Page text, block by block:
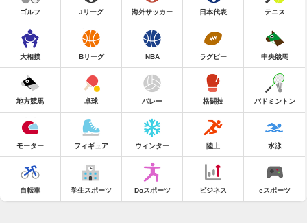
ゴルフ Jリーグ 海外サッカー 日本代表 テニス
大相撲 Bリーグ NBA ラグビー 中央競馬
地方競馬 卓球 バレー 格闘技 バドミントン
モーター フィギュア ウィンター 陸上 水泳
自転車 学生スポーツ Doスポーツ ビジネス eスポーツ